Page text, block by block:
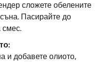
сложете обелените
Пасирайте до
смес.
и добавете олиото,